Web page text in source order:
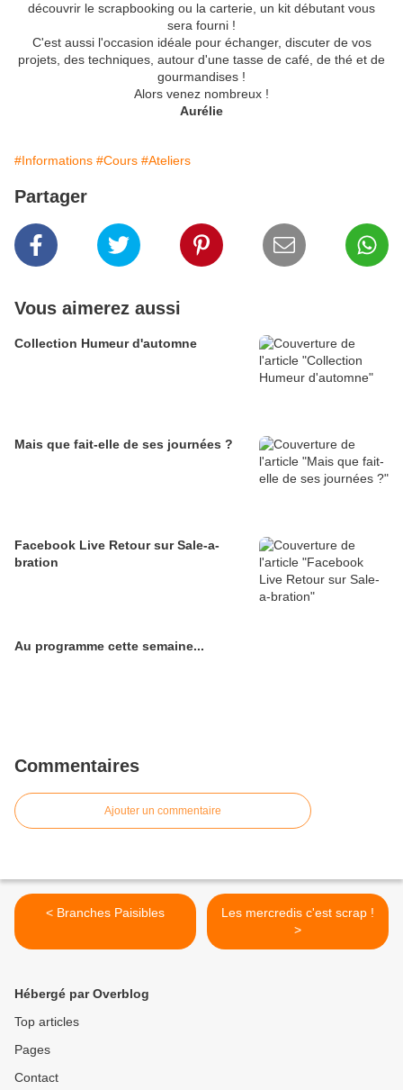
découvrir le scrapbooking ou la carterie, un kit débutant vous
sera fourni !
C'est aussi l'occasion idéale pour échanger, discuter de vos
projets, des techniques, autour d'une tasse de café, de thé et de
gourmandises !
Alors venez nombreux !
Aurélie
#Informations #Cours #Ateliers
Partager
Vous aimerez aussi
Collection Humeur d'automne
Mais que fait-elle de ses journées ?
Facebook Live Retour sur Sale-a-
bration
Au programme cette semaine...
Commentaires
Ajouter un commentaire
< Branches Paisibles
Les mercredis c'est scrap !
>
Hébergé par Overblog
Top articles
Pages
Contact